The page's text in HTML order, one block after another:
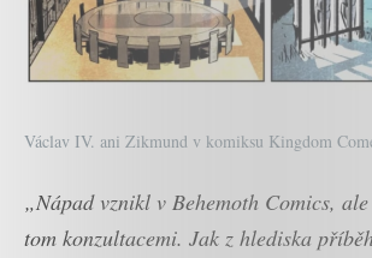
Václav IV. ani Zikmund v komiksu Kingdom
„Nápad vznikl v Behemoth Comics,
tom konzultacemi. Jak z hlediska